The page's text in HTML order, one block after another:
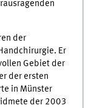
der
Er
Gebiet der
der ersten
in Münster
der 2003